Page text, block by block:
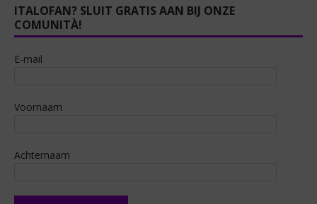
ITALOFAN? SLUIT GRATIS AAN BIJ ONZE
COMUNITÀ!
E-mail
Voornaam
Achternaam